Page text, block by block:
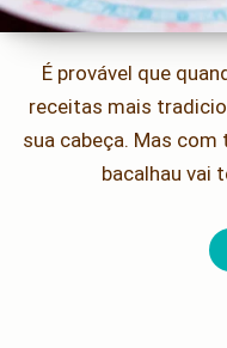
É provável que
receitas mais
sua cabeça. Mas
bacalhau vai